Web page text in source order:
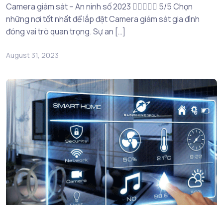
Camera giám sát – An ninh số 2023  5/5 Chọn
những nơi tốt nhất để lắp đặt Camera giám sát gia đình
đóng vai trò quan trọng. Sự an […]
August 31, 2023